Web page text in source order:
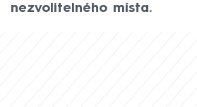
nezvolitelného místa.